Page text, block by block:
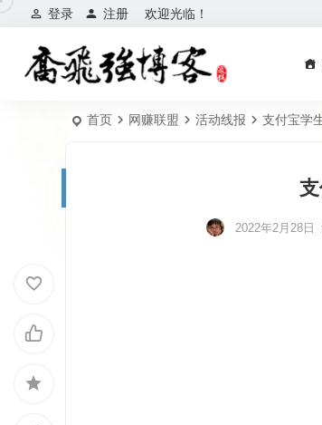
欢迎光临！
登录 注册
首页 网赚联盟 活动线报 支付宝学
2022年2月28日